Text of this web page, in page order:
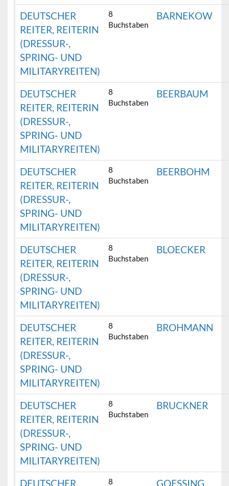
DEUTSCHER
REITER, REITERIN
(DRESSUR-,
SPRING- UND
MILITARYREITEN)
8
Buchstaben
BARNEKOW
DEUTSCHER
REITER, REITERIN
(DRESSUR-,
SPRING- UND
MILITARYREITEN)
8
Buchstaben
BEERBAUM
DEUTSCHER
REITER, REITERIN
(DRESSUR-,
SPRING- UND
MILITARYREITEN)
8
Buchstaben
BEERBOHM
DEUTSCHER
REITER, REITERIN
(DRESSUR-,
SPRING- UND
MILITARYREITEN)
8
Buchstaben
BLOECKER
DEUTSCHER
REITER, REITERIN
(DRESSUR-,
SPRING- UND
MILITARYREITEN)
8
Buchstaben
BROHMANN
DEUTSCHER
REITER, REITERIN
(DRESSUR-,
SPRING- UND
MILITARYREITEN)
8
Buchstaben
BRUCKNER
DEUTSCHER 8 GOESSING